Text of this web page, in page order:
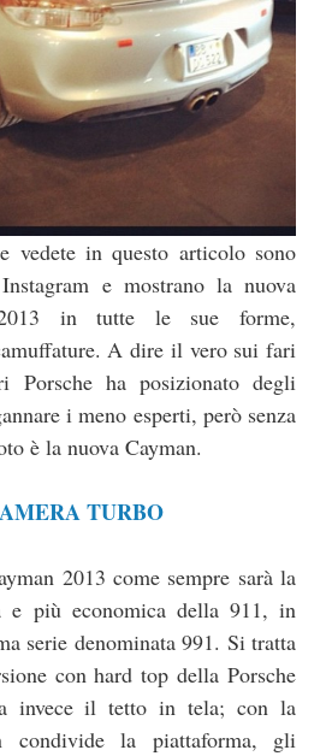
vedete in questo articolo sono
e mostrano la nuova
2013 in tutte le sue forme,
A dire il vero sui fari
Porsche ha posizionato degli
i meno esperti, però senza
è la nuova Cayman.
TURBO
2013 come sempre sarà la
e più economica della 911, in
serie denominata 991. Si tratta
con hard top della Porsche
invece il tetto in tela; con la
condivide la piattaforma, gli